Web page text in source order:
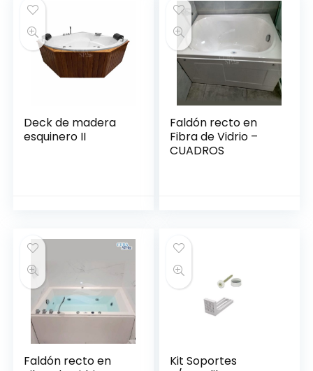
Deck de madera
esquinero II
Faldón recto en
Fibra de Vidrio –
CUADROS
Faldón recto en
Kit Soportes